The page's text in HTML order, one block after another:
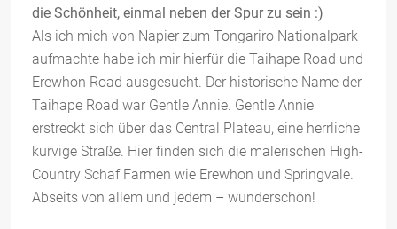
die Schönheit, einmal neben der Spur zu sein :)
Als ich mich von Napier zum Tongariro Nationalpark
aufmachte habe ich mir hierfür die Taihape Road und
Erewhon Road ausgesucht. Der historische Name der
Taihape Road war Gentle Annie. Gentle Annie
erstreckt sich über das Central Plateau, eine herrliche
kurvige Straße. Hier finden sich die malerischen High-
Country Schaf Farmen wie Erewhon und Springvale.
Abseits von allem und jedem – wunderschön!